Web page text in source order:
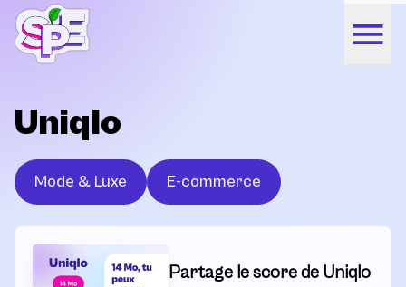
Uniqlo
Mode & Luxe E-commerce
Partage le score de Uniqlo